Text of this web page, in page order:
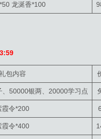
龙涎香*100
包内容
50000银两、20000学习点
霞令*200
霞令*400